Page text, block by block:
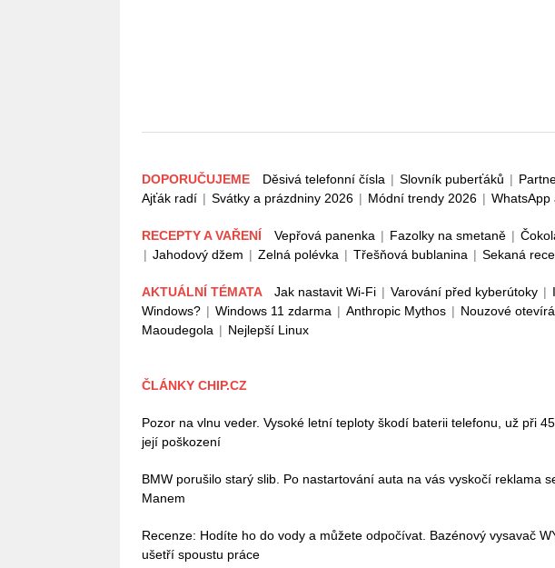
DOPORUČUJEME Děsivá telefonní čísla | Slovník puberťáků |
Ajťák radí | Svátky a prázdniny 2026 | Módní trendy 2026 | WhatsApp
RECEPTY A VAŘENÍ Vepřová panenka | Fazolky na smetaně |
| Jahodový džem | Zelná polévka | Třešňová bublanina | Sekaná
AKTUÁLNÍ TÉMATA Jak nastavit Wi-Fi | Varování před kyberútoky |
Windows? | Windows 11 zdarma | Anthropic Mythos | Nouzové
Maoudegola | Nejlepší Linux
ČLÁNKY CHIP.CZ
Pozor na vlnu veder. Vysoké letní teploty škodí baterii telefonu, už při
její poškození
BMW porušilo starý slib. Po nastartování auta na vás vyskočí reklama
Manem
Recenze: Hodíte ho do vody a můžete odpočívat. Bazénový vysavač
ušetří spoustu práce